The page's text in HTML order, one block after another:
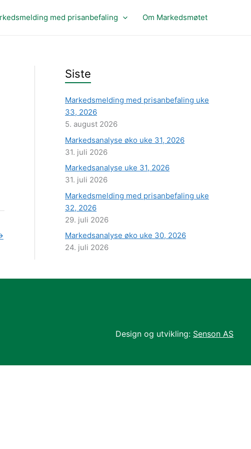
med prisanbefaling Om Markedsmøtet
Siste
Markedsmelding med prisanbefaling uke
33, 2026
5. august 2026
Markedsanalyse øko uke 31, 2026
31. juli 2026
Markedsanalyse uke 31, 2026
31. juli 2026
Markedsmelding med prisanbefaling uke
32, 2026
29. juli 2026
Markedsanalyse øko uke 30, 2026
24. juli 2026
Design og utvikling: Senson AS